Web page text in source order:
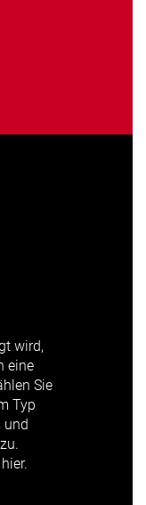
wird,
eine
Sie
Typ
und